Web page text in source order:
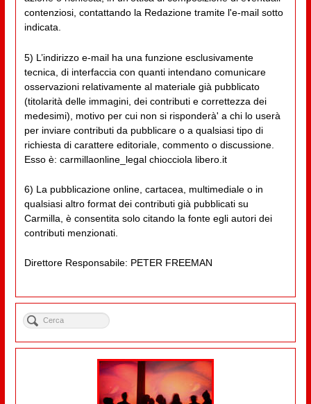
contenziosi, contattando la Redazione tramite l'e-mail sotto
indicata.
5) L’indirizzo e-mail ha una funzione esclusivamente
tecnica, di interfaccia con quanti intendano comunicare
osservazioni relativamente al materiale già pubblicato
(titolarità delle immagini, dei contributi e correttezza dei
medesimi), motivo per cui non si risponderà' a chi lo userà
per inviare contributi da pubblicare o a qualsiasi tipo di
richiesta di carattere editoriale, commento o discussione.
Esso è: carmillaonline_legal chiocciola libero.it
6) La pubblicazione online, cartacea, multimediale o in
qualsiasi altro format dei contributi già pubblicati su
Carmilla, è consentita solo citando la fonte egli autori dei
contributi menzionati.
Direttore Responsabile: PETER FREEMAN